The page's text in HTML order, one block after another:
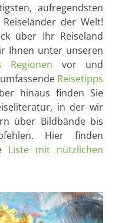
aufregendsten
der Welt!
über Ihr Reiseland
Ihnen unter unseren
Regionen vor und
Reisetipps
hinaus finden Sie
in der wir
über Bildbände bis
Hier finden
Liste mit nützlichen